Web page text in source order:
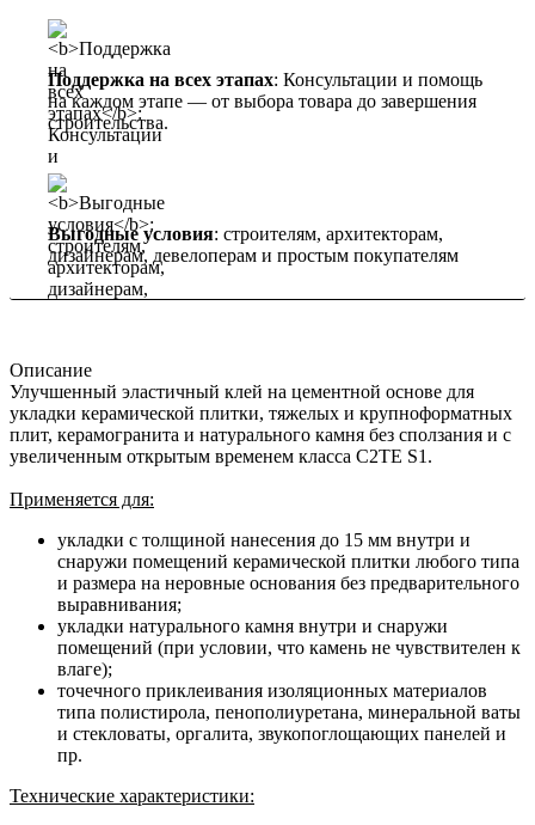
Поддержка на всех этапах: Консультации и помощь
на каждом этапе — от выбора товара до завершения
строительства.
Выгодные условия: строителям, архитекторам,
дизайнерам, девелоперам и простым покупателям
Описание
Улучшенный эластичный клей на цементной основе для
укладки керамической плитки, тяжелых и крупноформатных
плит, керамогранита и натурального камня без сползания и с
увеличенным открытым временем класса C2TE S1.
Применяется для:
укладки с толщиной нанесения до 15 мм внутри и
снаружи помещений керамической плитки любого типа
и размера на неровные основания без предварительного
выравнивания;
укладки натурального камня внутри и снаружи
помещений (при условии, что камень не чувствителен к
влаге);
точечного приклеивания изоляционных материалов
типа полистирола, пенополиуретана, минеральной ваты
и стекловаты, оргалита, звукопоглощающих панелей и
пр.
Технические характеристики: